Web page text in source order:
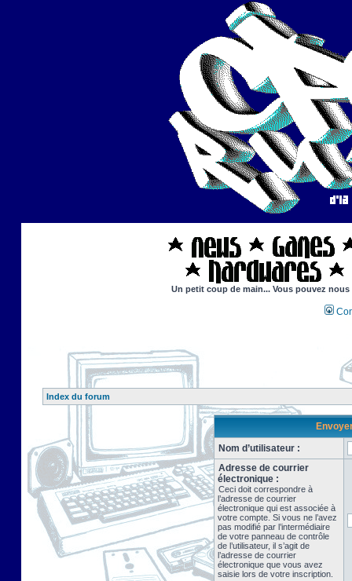
Un petit coup de main... Vous pouvez
Index du forum
Nom d’utilisateur :
Adresse de courrier
électronique :
Ceci doit correspondre à
l’adresse de courrier
électronique qui est associée à
votre compte. Si vous ne l’avez
pas modifié par l’intermédiaire
de votre panneau de contrôle
de l’utilisateur, il s’agit de
l’adresse de courrier
électronique que vous avez
saisie lors de votre inscription.